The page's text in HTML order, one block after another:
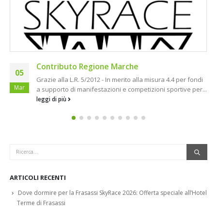
25
In piena attività la macchina organizzativa
È in piena attività la macchina organizzativa per dare
nazionale...
ARTICOLI RECENTI